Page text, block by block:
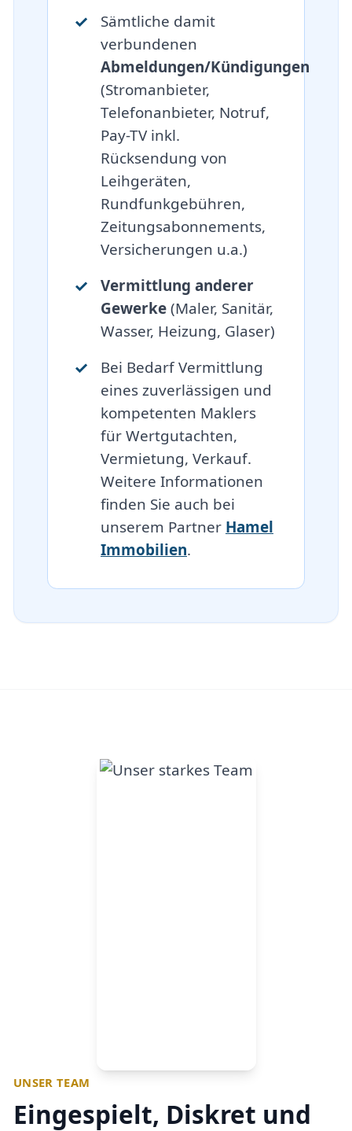
Sämtliche damit
verbundenen
Abmeldungen/Kündigungen
(Stromanbieter,
Telefonanbieter, Notruf,
Pay-TV inkl.
Rücksendung von
Leihgeräten,
Rundfunkgebühren,
Zeitungsabonnements,
Versicherungen u.a.)
Vermittlung anderer
Gewerke(Maler, Sanitär,
Wasser, Heizung, Glaser)
Bei Bedarf Vermittlung
eines zuverlässigen und
kompetenten Maklers
für Wertgutachten,
Vermietung, Verkauf.
Weitere Informationen
finden Sie auch bei
unserem Partner Hamel
Immobilien.
UNSER TEAM
Eingespielt, Diskret und